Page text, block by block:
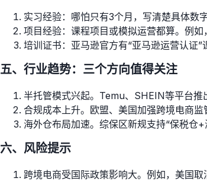
实习经验：哪怕只有3个月，写清楚具体数
项目经验：课程项目或模拟运营都算。例如
培训证书：亚马逊官方有“亚马逊运营认证
五、行业趋势：三个方向值得关注
半托管模式兴起。Temu、SHEIN等平台推
合规成本上升。欧盟、美国加强跨境电商
海外仓布局加速。综保区新规支持“保税仓
六、风险提示
跨境电商受国际政策影响大。例如，美国